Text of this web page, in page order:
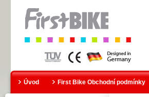
Úvod First Bike Obchodní podmínky